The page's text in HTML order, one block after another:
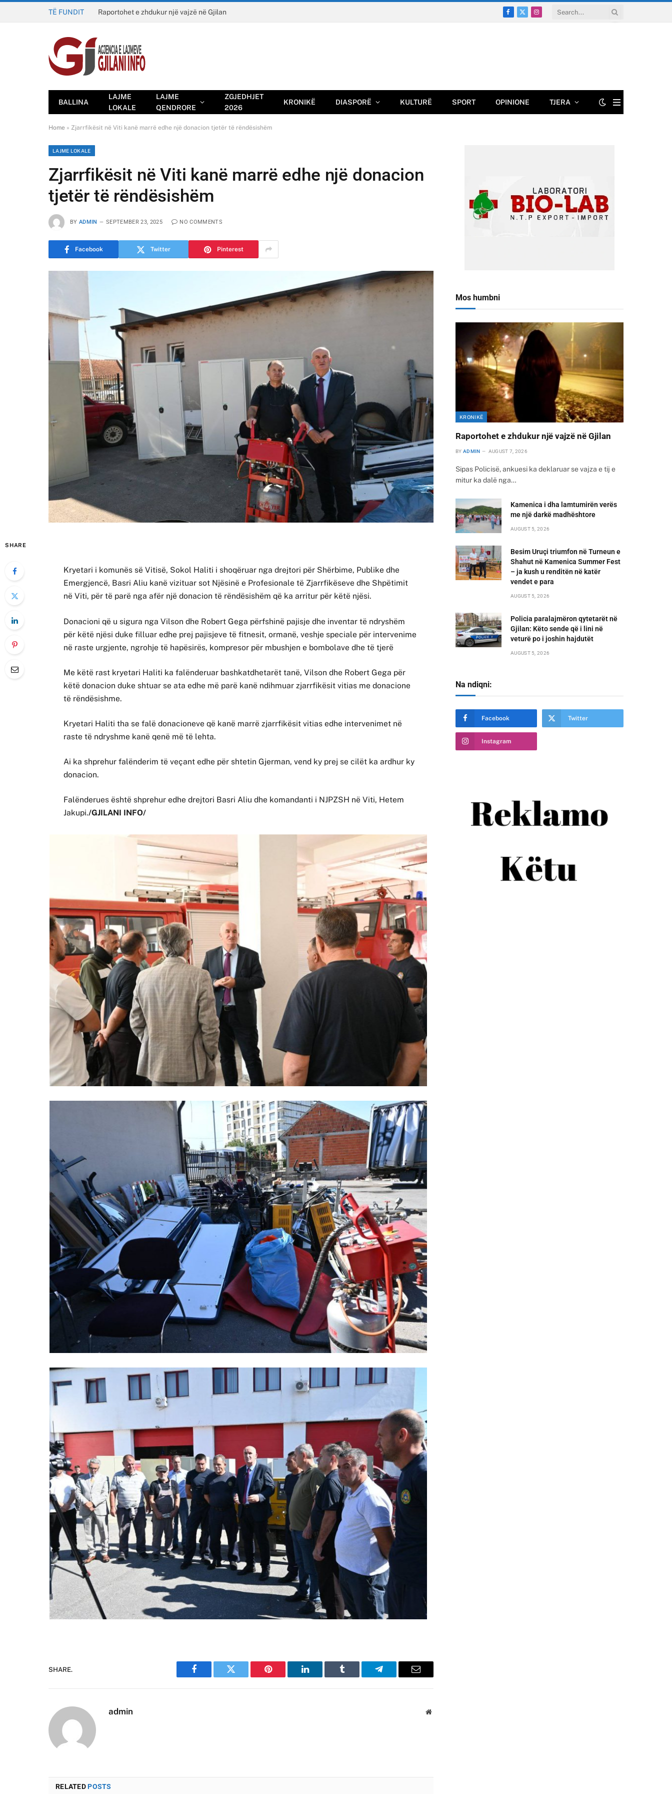
TË FUNDIT Raportohet e zhdukur një vajzë në Gjilan
Facebook
X
Instagram
BALLINA
LAJME
LOKALE
LAJME
QENDRORE
ZGJEDHJET
2026
KRONIKË DIASPORË KULTURË SPORT OPINIONE TJERA
Home » Zjarrfikësit në Viti kanë marrë edhe një donacion tjetër të rëndësishëm
LAJME LOKALE
Zjarrfikësit në Viti kanë marrë edhe një donacion
tjetër të rëndësishëm
BY ADMIN SEPTEMBER 23, 2025 NO COMMENTS
Facebook Twitter Pinterest
SHARE
Kryetari i komunës së Vitisë, Sokol Haliti i shoqëruar nga drejtori për Shërbime, Publike dhe
Emergjencë, Basri Aliu kanë vizituar sot Njësinë e Profesionale të Zjarrfikëseve dhe Shpëtimit
në Viti, për të parë nga afër një donacion të rëndësishëm që ka arritur për këtë njësi.
Donacioni që u sigura nga Vilson dhe Robert Gega përfshinë pajisje dhe inventar të ndryshëm
për këtë njësi duke filluar edhe prej pajisjeve të fitnesit, ormanë, veshje speciale për intervenime
në raste urgjente, ngrohje të hapësirës, kompresor për mbushjen e bombolave dhe të tjerë
Me këtë rast kryetari Haliti ka falënderuar bashkatdhetarët tanë, Vilson dhe Robert Gega për
këtë donacion duke shtuar se ata edhe më parë kanë ndihmuar zjarrfikësit vitias me donacione
të rëndësishme.
Kryetari Haliti tha se falë donacioneve që kanë marrë zjarrfikësit vitias edhe intervenimet në
raste të ndryshme kanë qenë më të lehta.
Ai ka shprehur falënderim të veçant edhe për shtetin Gjerman, vend ky prej se cilët ka ardhur ky
donacion.
Falënderues është shprehur edhe drejtori Basri Aliu dhe komandanti i NJPZSH në Viti, Hetem
Jakupi./GJILANI INFO/
SHARE.
Facebook Twitter Pinterest LinkedIn Tumblr Telegram Email
admin Website
RELATEDPOSTS
Mos humbni
KRONIKË
Raportohet e zhdukur një vajzë në Gjilan
BY ADMIN AUGUST 7, 2026
Sipas Policisë, ankuesi ka deklaruar se vajza e tij e
mitur ka dalë nga…
Kamenica i dha lamtumirën verës
me një darkë madhështore
AUGUST 5, 2026
Besim Uruçi triumfon në Turneun e
Shahut në Kamenica Summer Fest
– ja kush u renditën në katër
vendet e para
AUGUST 5, 2026
Policia paralajmëron qytetarët në
Gjilan: Këto sende që i lini në
veturë po i joshin hajdutët
AUGUST 5, 2026
Na ndiqni:
Facebook Twitter
Instagram